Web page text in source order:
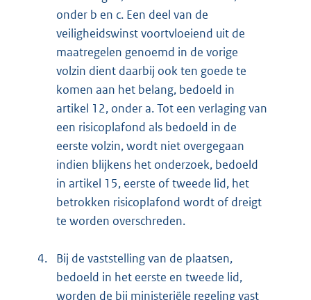
onder b en c. Een deel van de
veiligheidswinst voortvloeiend uit de
maatregelen genoemd in de vorige
volzin dient daarbij ook ten goede te
komen aan het belang, bedoeld in
artikel 12, onder a. Tot een verlaging van
een risicoplafond als bedoeld in de
eerste volzin, wordt niet overgegaan
indien blijkens het onderzoek, bedoeld
in artikel 15, eerste of tweede lid, het
betrokken risicoplafond wordt of dreigt
te worden overschreden.
4.
Bij de vaststelling van de plaatsen,
bedoeld in het eerste en tweede lid,
worden de bij ministeriële regeling vast